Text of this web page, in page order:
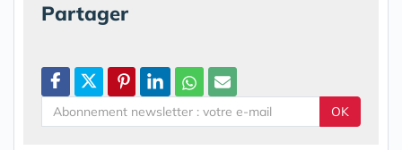
Partager
OK